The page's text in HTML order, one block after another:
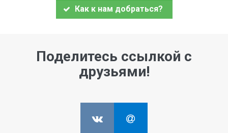
Как к нам добраться?
Поделитесь ссылкой с
друзьями!